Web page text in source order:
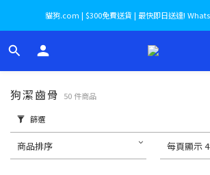
貓狗.com | $300免費送貨 | 最快即日送達!
狗潔齒骨 50 件商品
篩選
商品排序 每頁顯示